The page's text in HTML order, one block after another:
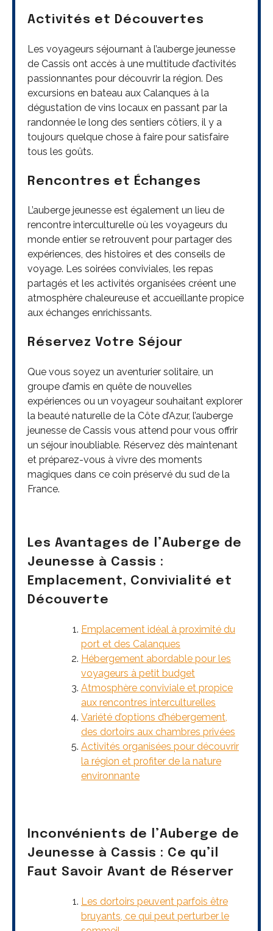
Activités et Découvertes
Les voyageurs séjournant à l’auberge jeunesse
de Cassis ont accès à une multitude d’activités
passionnantes pour découvrir la région. Des
excursions en bateau aux Calanques à la
dégustation de vins locaux en passant par la
randonnée le long des sentiers côtiers, il y a
toujours quelque chose à faire pour satisfaire
tous les goûts.
Rencontres et Échanges
L’auberge jeunesse est également un lieu de
rencontre interculturelle où les voyageurs du
monde entier se retrouvent pour partager des
expériences, des histoires et des conseils de
voyage. Les soirées conviviales, les repas
partagés et les activités organisées créent une
atmosphère chaleureuse et accueillante propice
aux échanges enrichissants.
Réservez Votre Séjour
Que vous soyez un aventurier solitaire, un
groupe d’amis en quête de nouvelles
expériences ou un voyageur souhaitant explorer
la beauté naturelle de la Côte d’Azur, l’auberge
jeunesse de Cassis vous attend pour vous offrir
un séjour inoubliable. Réservez dès maintenant
et préparez-vous à vivre des moments
magiques dans ce coin préservé du sud de la
France.
Les Avantages de l’Auberge de
Jeunesse à Cassis :
Emplacement, Convivialité et
Découverte
Emplacement idéal à proximité du
port et des Calanques
Hébergement abordable pour les
voyageurs à petit budget
Atmosphère conviviale et propice
aux rencontres interculturelles
Variété d’options d’hébergement,
des dortoirs aux chambres privées
Activités organisées pour découvrir
la région et profiter de la nature
environnante
Inconvénients de l’Auberge de
Jeunesse à Cassis : Ce qu’il
Faut Savoir Avant de Réserver
Les dortoirs peuvent parfois être
bruyants, ce qui peut perturber le